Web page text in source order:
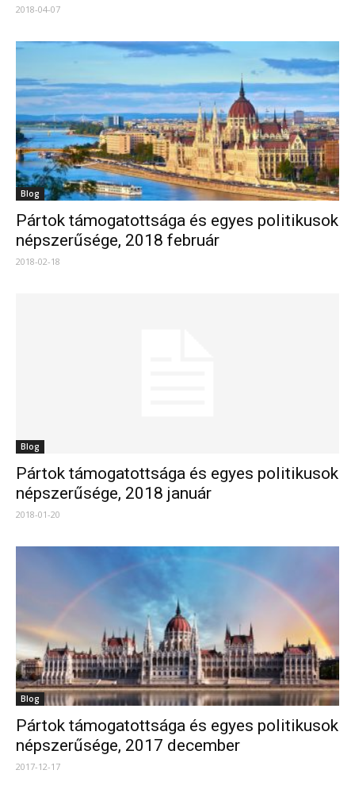
2018-04-07
Blog
Pártok támogatottsága és egyes politikusok
népszerűsége, 2018 február
2018-02-18
Blog
Pártok támogatottsága és egyes politikusok
népszerűsége, 2018 január
2018-01-20
Blog
Pártok támogatottsága és egyes politikusok
népszerűsége, 2017 december
2017-12-17